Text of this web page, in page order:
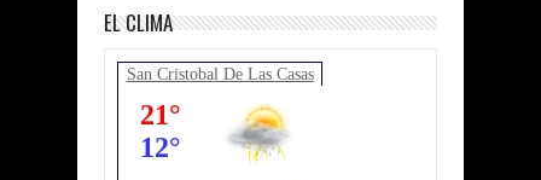
EL CLIMA
San Cristobal De Las Casas